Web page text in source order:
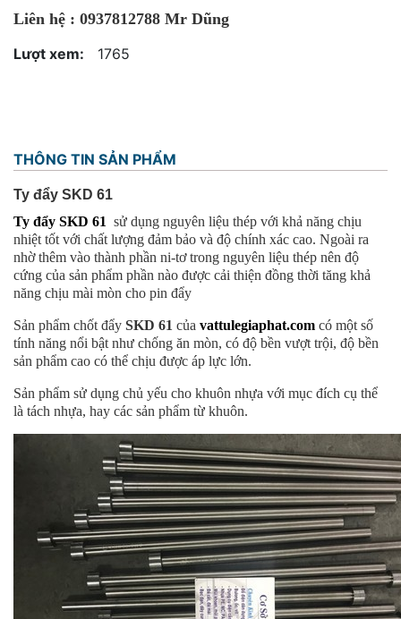
Liên hệ : 0937812788 Mr Dũng
Lượt xem:
1765
THÔNG TIN SẢN PHẨM
Ty đẩy SKD 61
Ty đẩy SKD 61 sử dụng nguyên liệu thép với khả năng chịu
nhiệt tốt với chất lượng đảm bảo và độ chính xác cao. Ngoài ra
nhờ thêm vào thành phần ni-tơ trong nguyên liệu thép nên độ
cứng của sản phẩm phần nào được cải thiện đồng thời tăng khả
năng chịu mài mòn cho pin đẩy
Sản phẩm chốt đẩy SKD 61 của vattulegiaphat.com có một số
tính năng nổi bật như chống ăn mòn, có độ bền vượt trội, độ bền
sản phẩm cao có thể chịu được áp lực lớn.
Sản phẩm sử dụng chủ yếu cho khuôn nhựa với mục đích cụ thể
là tách nhựa, hay các sản phẩm từ khuôn.